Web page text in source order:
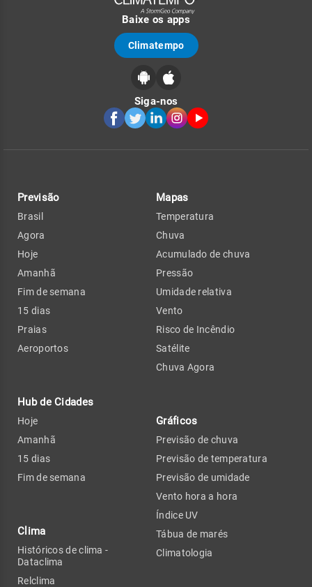
Baixe os apps
Climatempo
Siga-nos
Previsão
Brasil
Agora
Hoje
Amanhã
Fim de semana
15 dias
Praias
Aeroportos
Hub de Cidades
Hoje
Amanhã
15 dias
Fim de semana
Clima
Históricos de clima -
Dataclima
Relclima
Mapas
Temperatura
Chuva
Acumulado de chuva
Pressão
Umidade relativa
Vento
Risco de Incêndio
Satélite
Chuva Agora
Gráficos
Previsão de chuva
Previsão de temperatura
Previsão de umidade
Vento hora a hora
Índice UV
Tábua de marés
Climatologia